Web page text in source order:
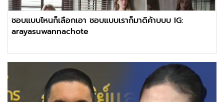
ชอบแบบไหนก็เลือกเอา ชอบแบบเราก็มาดิค้าบบบ IG:
arayasuwannachote